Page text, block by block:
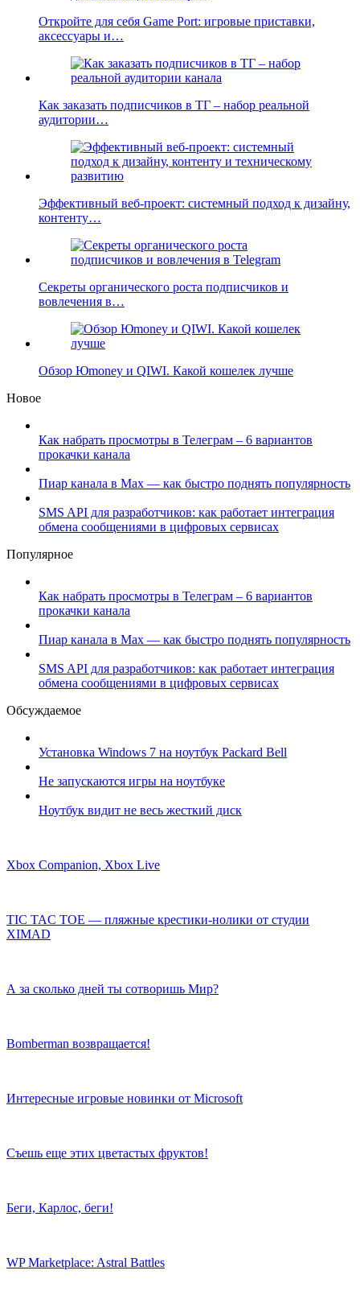
Откройте для себя Game Port: игровые приставки,
аксессуары и…
Как заказать подписчиков в ТГ – набор реальной
аудитории…
Эффективный веб-проект: системный подход к дизайну,
контенту…
Секреты органического роста подписчиков и
вовлечения в…
Обзор Юmoney и QIWI. Какой кошелек лучше
Новое
Как набрать просмотры в Телеграм – 6 вариантов
прокачки канала
Пиар канала в Max — как быстро поднять популярность
SMS API для разработчиков: как работает интеграция
обмена сообщениями в цифровых сервисах
Популярное
Как набрать просмотры в Телеграм – 6 вариантов
прокачки канала
Пиар канала в Max — как быстро поднять популярность
SMS API для разработчиков: как работает интеграция
обмена сообщениями в цифровых сервисах
Обсуждаемое
Установка Windows 7 на ноутбук Packard Bell
Не запускаются игры на ноутбуке
Ноутбук видит не весь жесткий диск
Xbox Companion, Xbox Live
TIC TAC TOE — пляжные крестики-нолики от студии
XIMAD
А за сколько дней ты сотворишь Мир?
Bomberman возвращается!
Интересные игровые новинки от Microsoft
Съешь еще этих цветастых фруктов!
Беги, Карлос, беги!
WP Marketplace: Astral Battles